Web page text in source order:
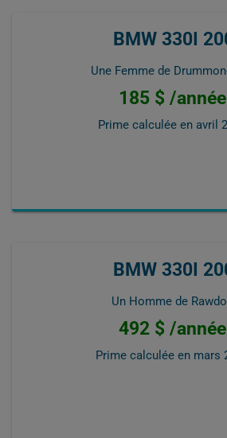
BMW 330I
Une Femme de
185 $ /année
Prime calculée en avril
BMW 330I
Un Homme de
492 $ /année
Prime calculée en mars